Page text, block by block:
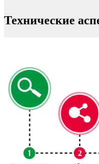
Технические